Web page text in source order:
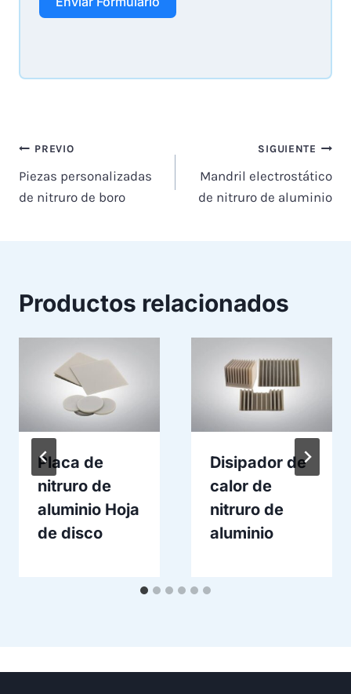
Navegación
de
PREVIO
Piezas personalizadas
de nitruro de boro
SIGUIENTE
Mandril electrostático
de nitruro de aluminio
Productos relacionados
Placa de
nitruro de
aluminio Hoja
de disco
Disipador de
calor de
nitruro de
aluminio